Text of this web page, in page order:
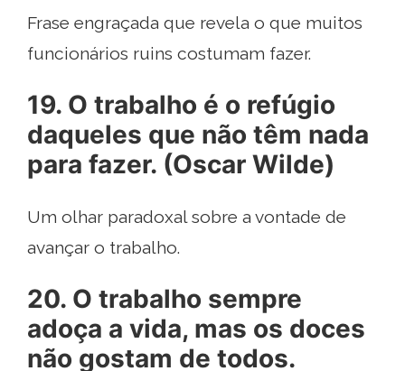
Frase engraçada que revela o que muitos
funcionários ruins costumam fazer.
19. O trabalho é o refúgio
daqueles que não têm nada
para fazer. (Oscar Wilde)
Um olhar paradoxal sobre a vontade de
avançar o trabalho.
20. O trabalho sempre
adoça a vida, mas os doces
não gostam de todos.